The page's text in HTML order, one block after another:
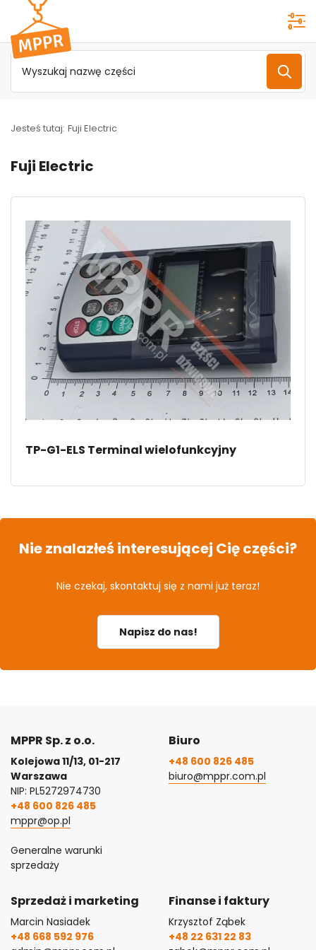
Przejdź do
menu
głównego
Jesteś tutaj: Fuji Electric
Fuji Electric
TP-G1-ELS Terminal wielofunkcyjny
Nie znalazłeś interesującej Cię części?
Nie czekaj, skontaktuj się z nami już teraz!
Napisz do nas!
MPPR Sp. z o.o.
Kolejowa 11/13, 01-217
Warszawa
NIP: PL5272974730
+48 600 826 485
mppr@op.pl
Generalne warunki
sprzedaży
Biuro
+48 600 826 485
biuro@mppr.com.pl
Sprzedaż i marketing
Marcin Nasiadek
+48 668 592 976
Finanse i faktury
Krzysztof Ząbek
+48 22 631 22 83